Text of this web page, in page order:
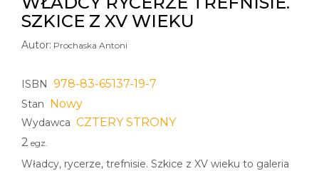
SZKICE Z XV WIEKU
Autor: Prochaska Antoni
ISBN 978-83-65137-19-7
Stan Nowy
Wydawca CZTERY STRONY
2 egz.
Władcy, rycerze, trefnisie. Szkice z XV wieku to galeria